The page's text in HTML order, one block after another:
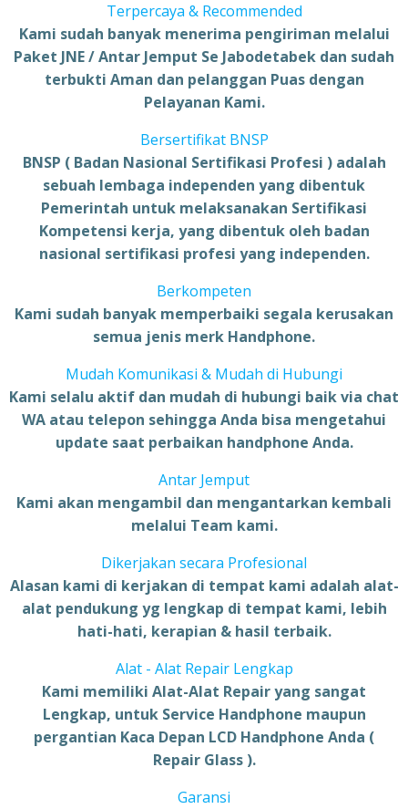
Terpercaya & Recommended
Kami sudah banyak menerima pengiriman melalui
Paket JNE / Antar Jemput Se Jabodetabek dan sudah
terbukti Aman dan pelanggan Puas dengan
Pelayanan Kami.
Bersertifikat BNSP
BNSP ( Badan Nasional Sertifikasi Profesi ) adalah
sebuah lembaga independen yang dibentuk
Pemerintah untuk melaksanakan Sertifikasi
Kompetensi kerja, yang dibentuk oleh badan
nasional sertifikasi profesi yang independen.
Berkompeten
Kami sudah banyak memperbaiki segala kerusakan
semua jenis merk Handphone.
Mudah Komunikasi & Mudah di Hubungi
Kami selalu aktif dan mudah di hubungi baik via chat
WA atau telepon sehingga Anda bisa mengetahui
update saat perbaikan handphone Anda.
Antar Jemput
Kami akan mengambil dan mengantarkan kembali
melalui Team kami.
Dikerjakan secara Profesional
Alasan kami di kerjakan di tempat kami adalah alat-
alat pendukung yg lengkap di tempat kami, lebih
hati-hati, kerapian & hasil terbaik.
Alat - Alat Repair Lengkap
Kami memiliki Alat-Alat Repair yang sangat
Lengkap, untuk Service Handphone maupun
pergantian Kaca Depan LCD Handphone Anda (
Repair Glass ).
Garansi